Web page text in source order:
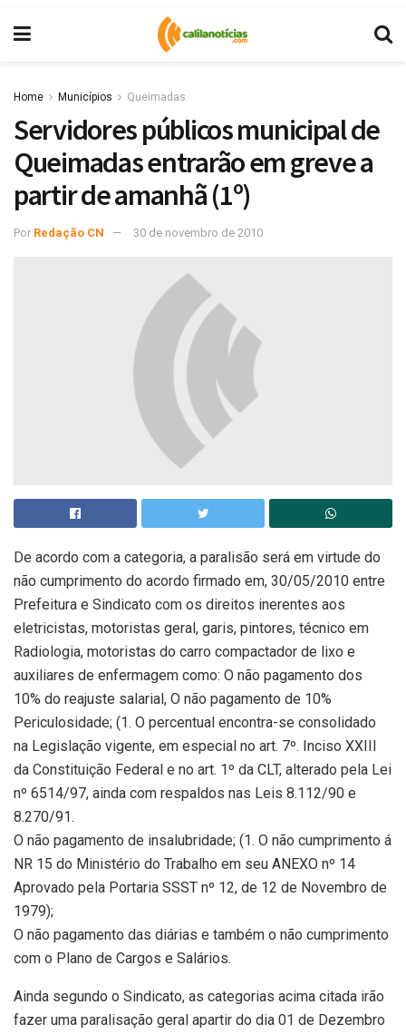
Home Municípios Queimadas
Servidores públicos municipal de
Queimadas entrarão em greve a
partir de amanhã (1º)
Por Redação CN 30 de novembro de 2010
De acordo com a categoria, a paralisão será em virtude do
não cumprimento do acordo firmado em, 30/05/2010 entre
Prefeitura e Sindicato com os direitos inerentes aos
eletricistas, motoristas geral, garis, pintores, técnico em
Radiologia, motoristas do carro compactador de lixo e
auxiliares de enfermagem como: O não pagamento dos
10% do reajuste salarial, O não pagamento de 10%
Periculosidade; (1. O percentual encontra-se consolidado
na Legislação vigente, em especial no art. 7º. Inciso XXIII
da Constituição Federal e no art. 1º da CLT, alterado pela Lei
nº 6514/97, ainda com respaldos nas Leis 8.112/90 e
8.270/91.
O não pagamento de insalubridade; (1. O não cumprimento á
NR 15 do Ministério do Trabalho em seu ANEXO nº 14
Aprovado pela Portaria SSST nº 12, de 12 de Novembro de
1979);
O não pagamento das diárias e também o não cumprimento
com o Plano de Cargos e Salários.
Ainda segundo o Sindicato, as categorias acima citada irão
fazer uma paralisação geral apartir do dia 01 de Dezembro